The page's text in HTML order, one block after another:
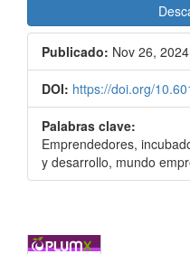
Publicado: Nov 26, 2024
DOI: https://doi.org/
Palabras clave:
Emprendedores,
y desarrollo, mundo